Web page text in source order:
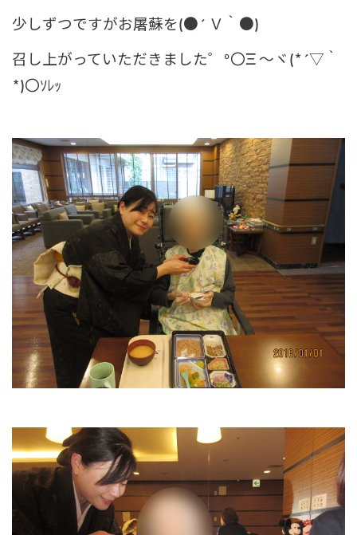
少しずつですがお屠蘇を(●´ Ｖ｀●)
召し上がっていただきました゜◦〇Ξ ～ヾ(*´▽｀
*)〇ｿﾚｯ